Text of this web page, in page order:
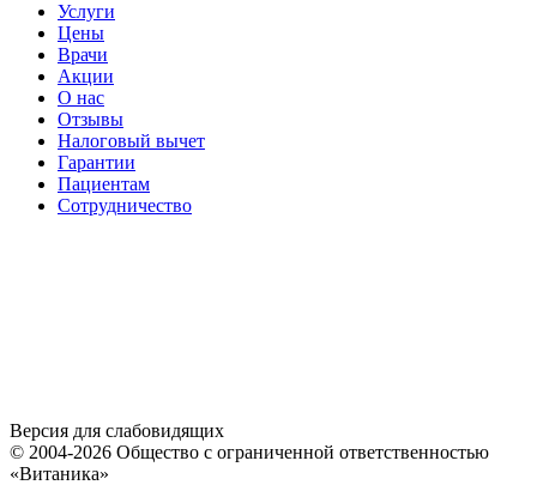
Услуги
Цены
Врачи
Акции
О нас
Отзывы
Налоговый вычет
Гарантии
Пациентам
Сотрудничество
Версия для слабовидящих
© 2004-2026 Общество с ограниченной ответственностью
«Витаника»